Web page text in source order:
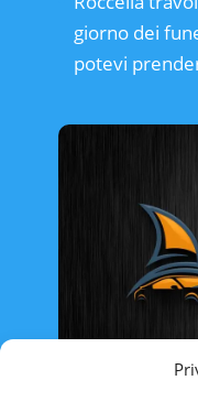
giorno dei
potevi